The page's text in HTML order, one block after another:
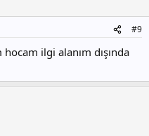
#9
ilgi alanım dışında